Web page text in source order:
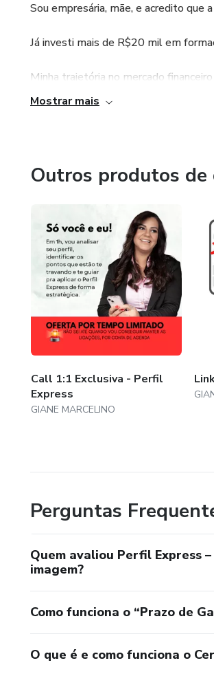
Sou empresária, mãe, e acredito
Já investi mais de R$20 mil em
Minha trajetória no mercado
isso de forma inteligente, com foco
Mostrar mais
Outros produtos de
Call 1:1 Exclusiva - Perfil
Express
GIANE MARCELINO
Perguntas
Quem avaliou Perfil Express
imagem?
Como funciona o “Prazo de
O que é e como funciona o